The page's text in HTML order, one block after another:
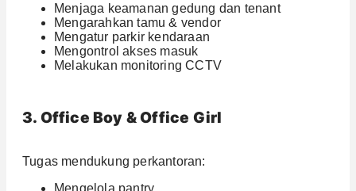
Menjaga keamanan gedung dan tenant
Mengarahkan tamu & vendor
Mengatur parkir kendaraan
Mengontrol akses masuk
Melakukan monitoring CCTV
3. Office Boy & Office Girl
Tugas mendukung perkantoran:
Mengelola pantry